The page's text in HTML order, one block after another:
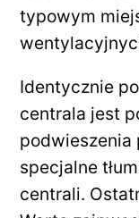
typowym
Identycznie
centrala jest
podwieszenia
specjalne
centrali.